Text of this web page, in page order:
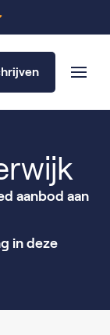
aanbod aan
in deze